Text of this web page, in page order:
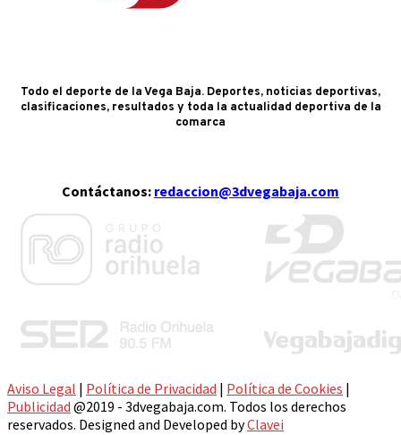
Todo el deporte de la Vega Baja. Deportes, noticias deportivas,
clasificaciones, resultados y toda la actualidad deportiva de la
comarca
Contáctanos: redaccion@3dvegabaja.com
Aviso Legal | Política de Privacidad | Política de Cookies |
Publicidad @2019 - 3dvegabaja.com. Todos los derechos
reservados. Designed and Developed byClavei